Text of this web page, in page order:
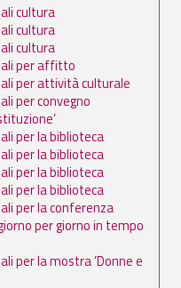
cultura
cultura
cultura
per affitto
per attività culturale
per convegno
per la biblioteca
per la biblioteca
per la biblioteca
per la biblioteca
per la conferenza
per giorno in tempo
per la mostra ’Donne e